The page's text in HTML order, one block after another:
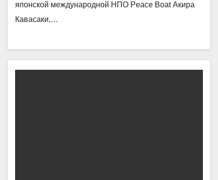
японской международной НПО Peace Boat Акира
Кавасаки,…